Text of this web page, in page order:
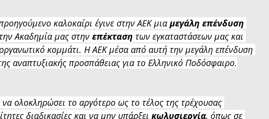
καλοκαίρι έγινε στην ΑΕΚ μια μεγάλη επένδυση
Ακαδημία μας στην επέκταση των εγκαταστάσεων μας και
οργανωτικό κομμάτι. Η ΑΕΚ μέσα από αυτή την μεγάλη επένδυση
αναπτυξιακής προσπάθειας για το Ελληνικό Ποδόσφαιρο.
ολοκληρώσει το αργότερο ως το τέλος της τρέχουσας
διαδικασίες και να μην υπάρξει κωλυσιεργία, όπως σε